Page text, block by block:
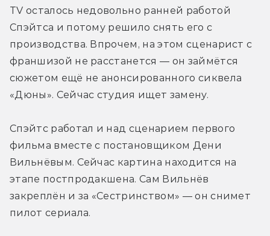
TV осталось недовольно ранней работой
Спэйтса и потому решило снять его с
производства. Впрочем, на этом сценарист с
франшизой не расстанется — он займётся
сюжетом ещё не анонсированного сиквела
«Дюны». Сейчас студия ищет замену.
Спэйтс работал и над сценарием первого
фильма вместе с постановщиком Дени
Вильнёвым. Сейчас картина находится на
этапе постпродакшена. Сам Вильнёв
закреплён и за «Сестринством» — он снимет
пилот сериала.